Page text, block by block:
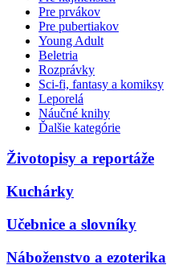
Pre prvákov
Pre pubertiakov
Young Adult
Beletria
Rozprávky
Sci-fi, fantasy a komiksy
Leporelá
Náučné knihy
Ďalšie kategórie
Životopisy a reportáže
Kuchárky
Učebnice a slovníky
Náboženstvo a ezoterika